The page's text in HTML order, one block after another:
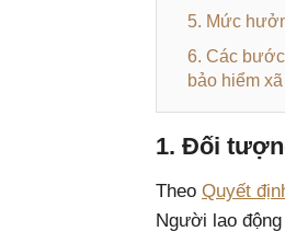
5. Mức
6. Các
bảo hiểm
1. Đối
Theo Quyết
Người lao